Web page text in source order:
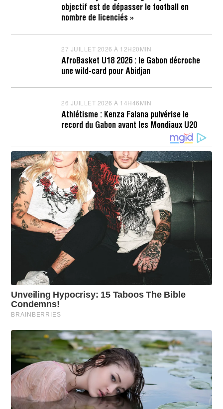
U
L
2
0
À
H
2
3
I
N
objectif est de dépasser le football en
nombre de licenciés »
27 JUILLET 2026 À 12H20MIN
7
J
L
T
2
0
6
À
1
2
H
2
2
M
I
N
AfroBasket U18 2026 : le Gabon décroche
une wild-card pour Abidjan
26 JUILLET 2026 À 14H46MIN
6
J
U
L
E
T
2
0
2
6
À
1
4
H
4
8
M
I
N
Athlétisme : Kenza Falana pulvérise le
record du Gabon avant les Mondiaux U20